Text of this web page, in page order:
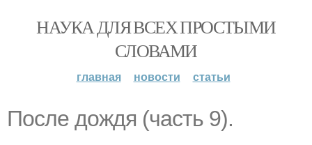
НАУКА ДЛЯ ВСЕХ ПРОСТЫМИ
СЛОВАМИ
главная новости статьи
После дождя (часть 9).